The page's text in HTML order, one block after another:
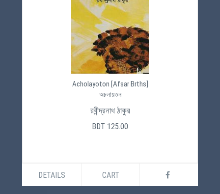
Acholayoton [Afsar Brths]
অচলায়তন
রবীন্দ্রনাথ ঠাকুর
BDT 125.00
DETAILS CART